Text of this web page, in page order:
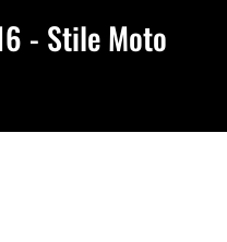
- Stile Moto